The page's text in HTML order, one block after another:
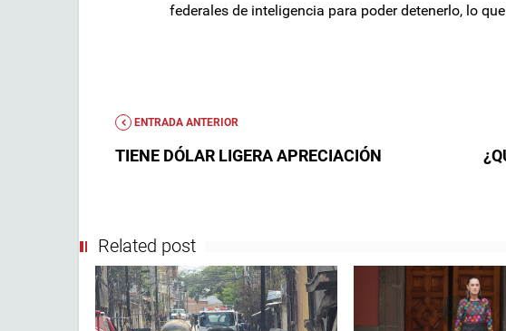
federales de inteligencia para poder detenerlo, lo que
ENTRADA ANTERIOR
TIENE DÓLAR LIGERA APRECIACIÓN
Related post